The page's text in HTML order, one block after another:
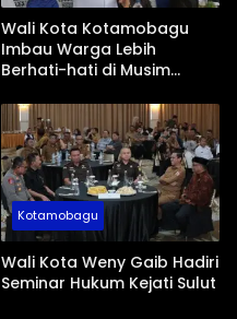
Wali Kota Kotamobagu
Imbau Warga Lebih
Berhati-hati di Musim
Kotamobagu
Wali Kota Weny Gaib Hadiri
Seminar Hukum Kejati Sulut